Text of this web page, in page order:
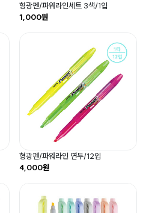
형광펜/파워라인세트 3색/1입
1,000원
형광펜/파워라인 연두/12입
4,000원